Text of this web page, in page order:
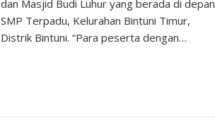
dan Masjid Budi Luhur yang berada di depan
SMP Terpadu, Kelurahan Bintuni Timur,
Distrik Bintuni. “Para peserta dengan…